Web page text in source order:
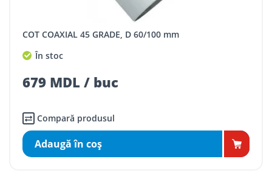
COT COAXIAL 45 GRADE, D 60/100 mm
În stoc
679 MDL / buc
Compară produsul
Adaugă în coş